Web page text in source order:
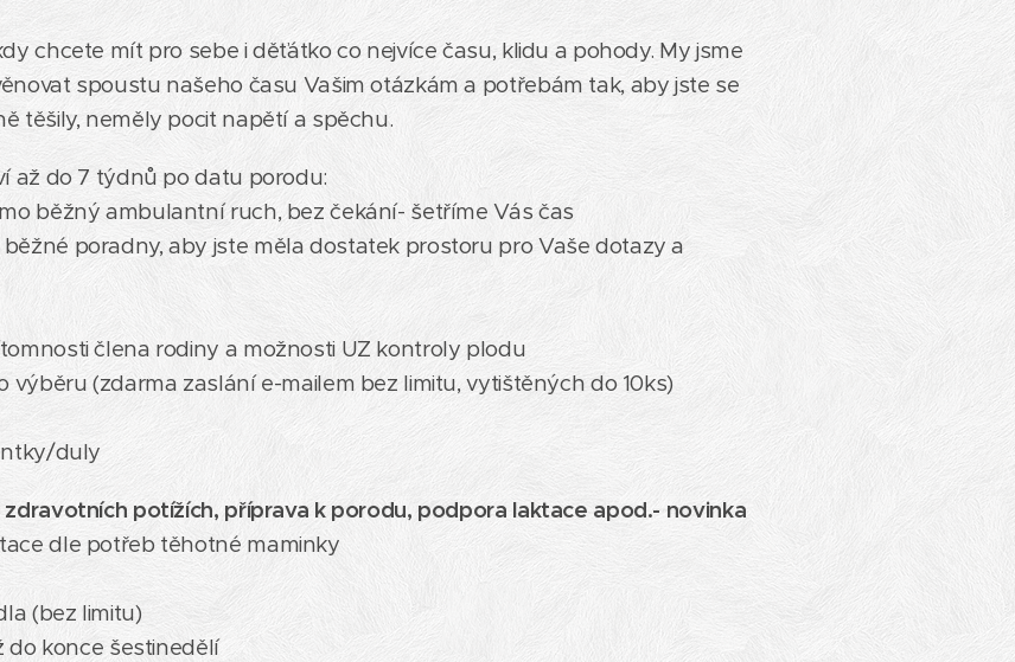
chcete mít pro sebe i děťátko co nejvíce času, klidu a pohody. My jsme
spoustu našeho času Vašim otázkám a potřebám tak, aby jste se
těšily, neměly pocit napětí a spěchu.
až do 7 týdnů po datu porodu:
běžný ambulantní ruch, bez čekání- šetříme Vás čas
poradny, aby jste měla dostatek prostoru pro Vaše dotazy a
člena rodiny a možnosti UZ kontroly plodu
výběru (zdarma zaslání e-mailem bez limitu, vytištěných do 10ks)
duly
potížích, příprava k porodu, podpora laktace apod.-novinka
dle potřeb těhotné maminky
(bez limitu)
konce šestinedělí